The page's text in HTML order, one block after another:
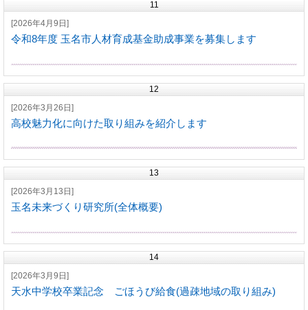
11
[2026年4月9日]
令和8年度 玉名市人材育成基金助成事業を募集します
12
[2026年3月26日]
高校魅力化に向けた取り組みを紹介します
13
[2026年3月13日]
玉名未来づくり研究所(全体概要)
14
[2026年3月9日]
天水中学校卒業記念 ごほうび給食(過疎地域の取り組み)